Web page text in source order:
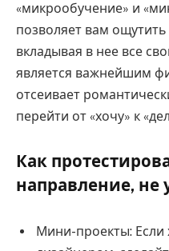
«микрообучение» и
позволяет вам
вкладывая в нее все
является важнейшим
отсеивает
перейти от «хочу» к
Как
направление, не
Мини-проекты: Если